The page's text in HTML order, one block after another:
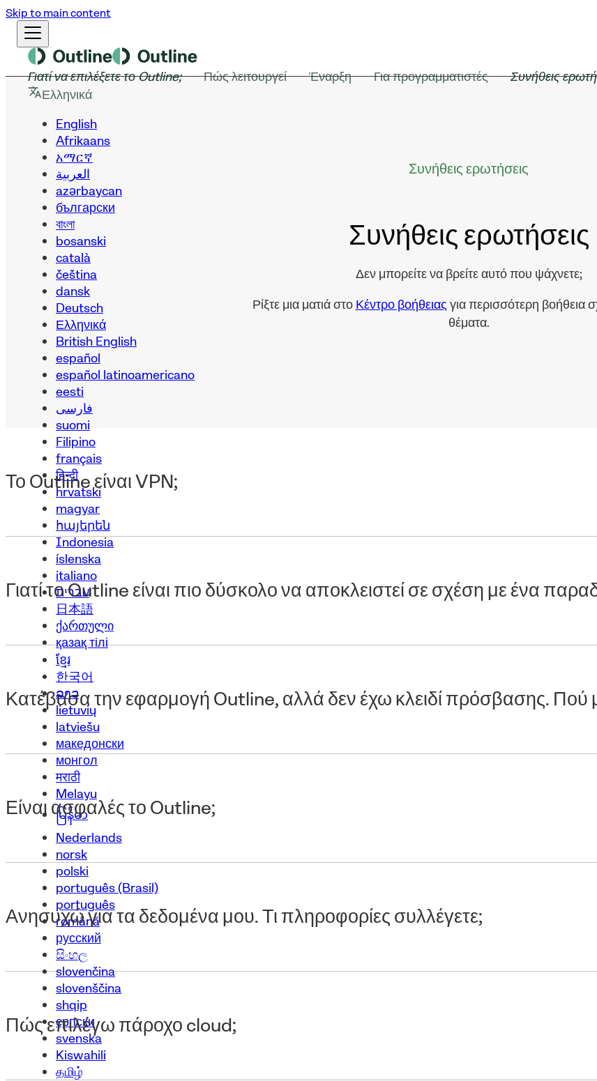
Skip to main content
Γιατί να επιλέξετε το Outline; Πώς λειτουργεί Έναρξη Για προγραμματιστές
Συνήθεις
Ελληνικά
English
Afrikaans
አማርኛ
العربية
azərbaycan
български
বাংলা
bosanski
català
čeština
dansk
Deutsch
Ελληνικά
British English
español
español latinoamericano
eesti
فارسی
suomi
Filipino
français
हिन्दी
hrvatski
magyar
հայերեն
Indonesia
íslenska
italiano
עברית
日本語
ქართული
қазақ тілі
ខ្មែរ
한국어
ລາວ
lietuvių
latviešu
македонски
монгол
मराठी
Melayu
မြန်မာ
Nederlands
norsk
polski
português (Brasil)
português
română
русский
සිංහල
slovenčina
slovenščina
shqip
српски
svenska
Kiswahili
தமிழ்
Συνήθεις ερωτήσεις
Συνήθεις ερωτήσεις
Δεν μπορείτε να βρείτε αυτό που ψάχνετε;
Ρίξτε μια ματιά στο Κέντρο βοήθειας για περισσότερη βοήθεια
θέματα.
Το Outline είναι VPN;
Γιατί το Outline είναι πιο δύσκολο να αποκλειστεί σε σχέση με ένα
Κατέβασα την εφαρμογή Outline, αλλά δεν έχω κλειδί πρόσβασης.
Είναι ασφαλές το Outline;
Ανησυχώ για τα δεδομένα μου. Τι πληροφορίες συλλέγετε;
Πώς επιλέγω πάροχο cloud;